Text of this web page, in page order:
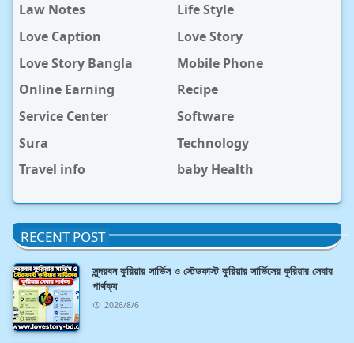
Law Notes
Life Style
Love Caption
Love Story
Love Story Bangla
Mobile Phone
Online Earning
Recipe
Service Center
Software
Sura
Technology
Travel info
baby Health
RECENT POST
সুন্দরবন কুরিয়ার সার্ভিস ও স্টেডফাস্ট কুরিয়ার সার্ভিসের কুরিয়ার সেবার
পার্থক্য
2026/8/6